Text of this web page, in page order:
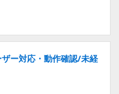
ー対応・動作確認/未経